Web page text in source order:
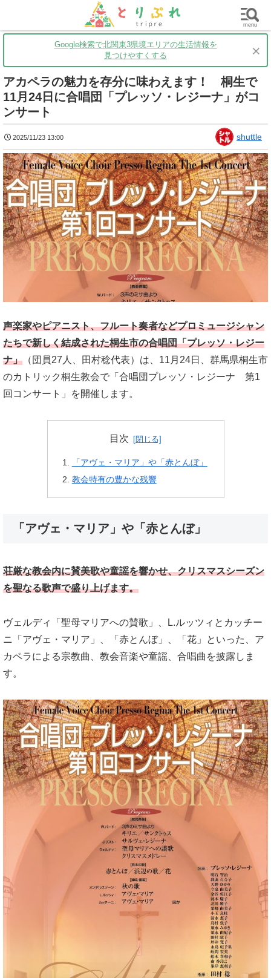
茨城 グルメ 買い物 子育て
Google検索で北関東3県境エリアの生活情報を
見つけやすくする
×
アカペラの魅力を存分に味わえます！ 桐生で
11月24日に合唱団「プレッソ・レジーナ」がコ
ンサート
2025/11/23 13:00 shuttle
声楽家やピアニスト、フルート奏者などプロミュージシャン
たちで新しく結成された桐生市の合唱団「プレッソ・レジー
ナ」 （団員27人、田村稔代表）は、11月24日、群馬県桐生市
のカトリック桐生教会で「合唱団プレッソ・レジーナ 第1
回コンサート」を開催します。
目次
「アヴェ・マリア」や「赤とんぼ」
教会特有の豊かな残響
「アヴェ・マリア」や「赤とんぼ」
荘厳な教会内に賛美歌や童謡を響かせ、クリスマスシーズン
を聖なる歌声で盛り上げます。
ヴェルディ「聖母マリアへの賛歌」、L.ルッツィとカッチー
ニ「アヴェ・マリア」、「赤とんぼ」、「花」といった、ア
カペラによる宗教曲、教会音楽や童謡、合唱曲を披露しま
す。
menu